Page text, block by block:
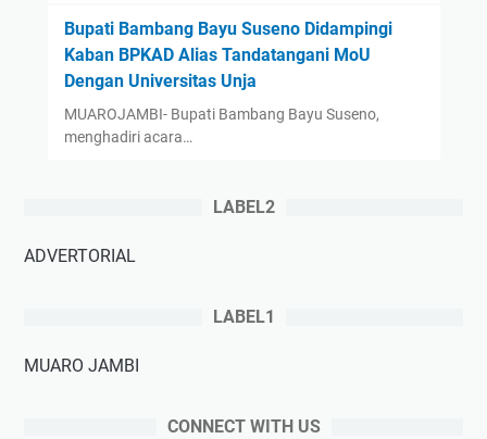
‎Bupati Bambang Bayu Suseno Didampingi
Kaban BPKAD Alias Tandatangani MoU
Dengan Universitas Unja ‎ ‎
‎MUAROJAMBI- Bupati Bambang Bayu Suseno,
menghadiri acara…
LABEL2
ADVERTORIAL
LABEL1
MUARO JAMBI
CONNECT WITH US